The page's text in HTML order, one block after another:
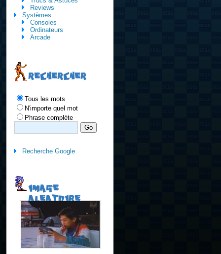
Reviews
Systèmes
Consoles
Ordinateurs
Arcade
RECHERCHER
Tous les mots
N'importe quel mot
Phrase complète
Recherche Google
IMAGE
ALEATOIRE